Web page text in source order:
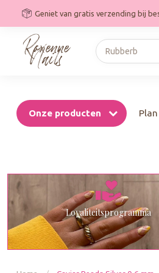
Geniet van gratis verzending bij
Onze producten
Loyaliteitsprogramma